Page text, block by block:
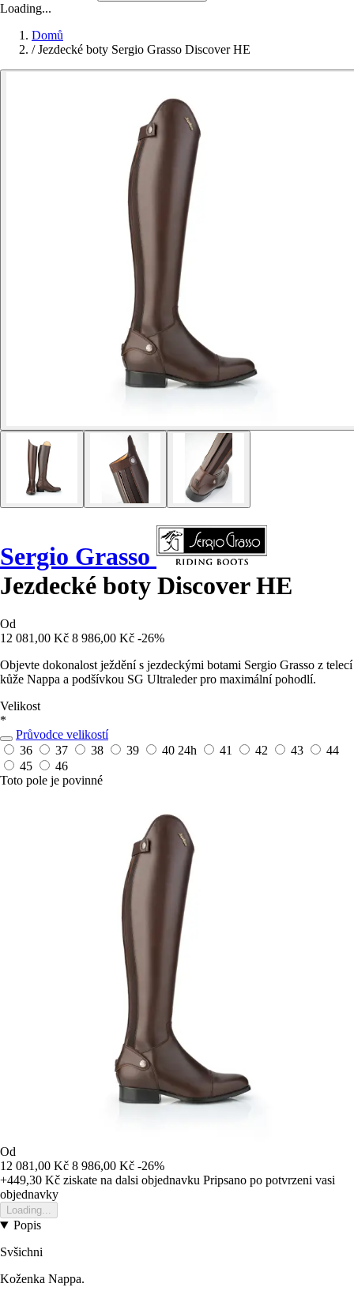
Loading...
Domů
/ Jezdecké boty Sergio Grasso Discover HE
Sergio Grasso
Jezdecké boty Discover HE
Od
12 081,00 Kč 8 986,00 Kč -26%
Objevte dokonalost ježdění s jezdeckými botami Sergio Grasso z telecí
kůže Nappa a podšívkou SG Ultraleder pro maximální pohodlí.
Velikost
*
Průvodce velikostí
36
37 38 39 40 24h 41 42 43
44
45
46
Toto pole je povinné
Od
12 081,00 Kč 8 986,00 Kč -26%
+449,30 Kč ziskate na dalsi objednavku Pripsano po potvrzeni vasi
objednavky
Loading...
Popis
Svšichni
Koženka Nappa.